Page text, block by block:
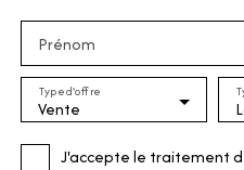
Prénom
Vente
Type d'offre
J'accepte le traitement